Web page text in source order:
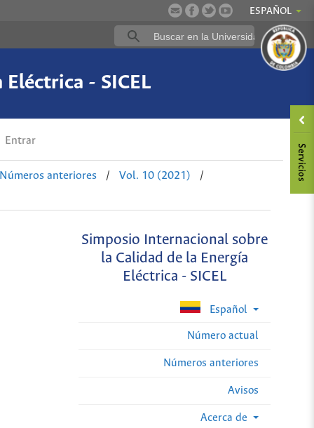
ESPAÑOL
- SICEL
Entrar
Números anteriores / Vol. 10 (2021)
/
Simposio Internacional sobre
la Calidad de la Energía
Eléctrica - SICEL
Español
Número actual
Números anteriores
Avisos
Acerca de